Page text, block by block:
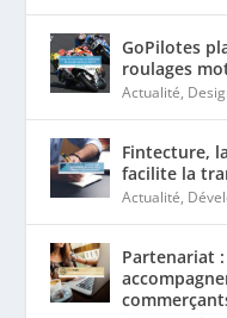
Partenariat
Actualité,
Google
France
Actualité,